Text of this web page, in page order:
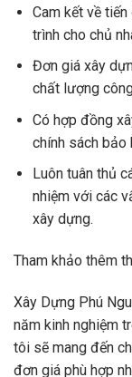
Cam kết về
trình cho chủ
Đơn giá xây
chất lượng
Có hợp đồng
chính sách bảo
Luôn tuân thủ
nhiệm với các
xây dựng.
Tham khảo thêm
Xây Dựng Phú
năm kinh nghiệm
tôi sẽ mang đến
đơn giá phù hợp